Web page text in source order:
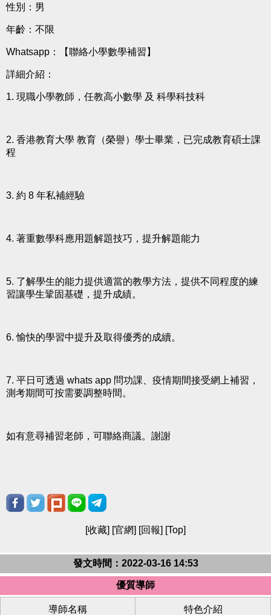
性別：男
年齡：不限
Whatsapp： 【聯絡小學數學補習】
詳細介紹：
1. 現職小學教師，任教高小數學 及 科學科技科
2. 香港教育大學 教育（榮譽）學士畢業，已完成教育碩士課
程
3. 約 8 年私補經驗
4. 著重數學科應用題解題技巧，提升解題能力
5. 了解學生的能力提供適當的教學方法，提供不同程度的練
習讓學生鞏固基礎，提升成績。
6. 愉快的學習中提升及取得優秀的成續。
7. 平日可透過 whats app 問功課、疫情期間接受網上補習，
測考期間可按需要調整時間。
如有意尋補習老師，可聯絡商議。謝謝
[收藏] [官網] [回報] [Top]
發文時間：2022-03-16 14:53
優質導師
導師名稱 特色介紹